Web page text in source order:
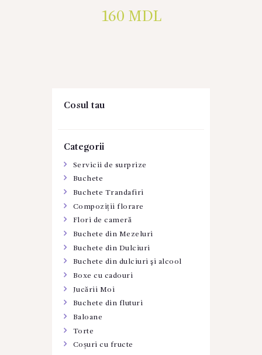
160 MDL
Cosul tau
Categorii
Servicii de surprize
Buchete
Buchete Trandafiri
Compoziții florare
Flori de cameră
Buchete din Mezeluri
Buchete din Dulciuri
Buchete din dulciuri şi alcool
Boxe cu cadouri
Jucării Moi
Buchete din fluturi
Baloane
Torte
Coșuri cu fructe